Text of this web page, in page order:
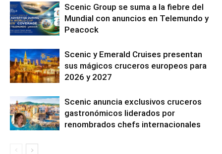
Scenic Group se suma a la fiebre del
Mundial con anuncios en Telemundo y
Peacock
Scenic y Emerald Cruises presentan
sus mágicos cruceros europeos para
2026 y 2027
Scenic anuncia exclusivos cruceros
gastronómicos liderados por
renombrados chefs internacionales